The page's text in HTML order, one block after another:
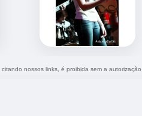
nossos links, é proibida sem a